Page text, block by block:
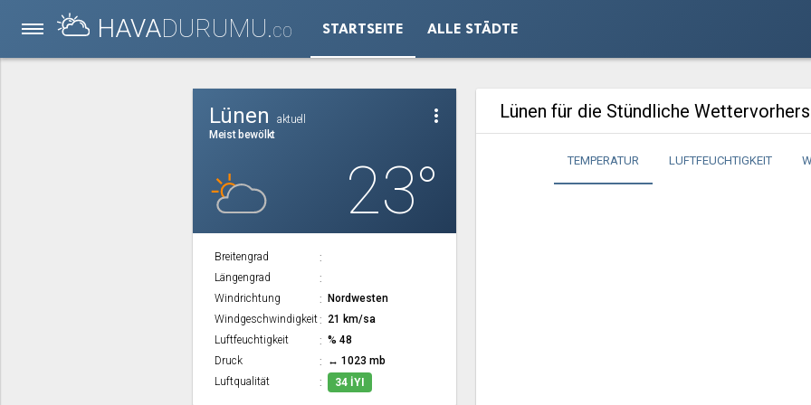
HAVADURUMU.CO STARTSEITE ALLE STÄDTE
more_vert
Lünen
aktuell
Meist bewölkt
23°
Breitengrad
Längengrad
Windrichtung
Nordwesten
Windgeschwindigkeit
21 km/sa
Luftfeuchtigkeit
% 48
Druck
↔ 1023 mb
Luftqualität
34 İYI
Lünen für die Stündliche
TEMPERATUR LUFTFEUCHTIGKEIT